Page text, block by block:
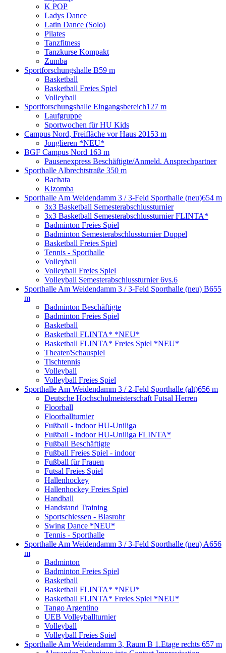
K POP
Ladys Dance
Latin Dance (Solo)
Pilates
Tanzfitness
Tanzkurse Kompakt
Zumba
Sportforschungshalle B59 m
Basketball
Basketball Freies Spiel
Volleyball
Sportforschungshalle Eingangsbereich127 m
Laufgruppe
Sportwochen für HU Kids
Campus Nord, Freifläche vor Haus 20153 m
Jonglieren *NEU*
BGF Campus Nord 163 m
Pausenexpress Beschäftigte/Anmeld. Ansprechpartner
Sporthalle Albrechtstraße 350 m
Bachata
Kizomba
Sporthalle Am Weidendamm 3 / 3-Feld Sporthalle (neu)654 m
3x3 Basketball Semesterabschlussturnier
3x3 Basketball Semesterabschlussturnier FLINTA*
Badminton Freies Spiel
Badminton Semesterabschlussturnier Doppel
Basketball Freies Spiel
Tennis - Sporthalle
Volleyball
Volleyball Freies Spiel
Volleyball Semesterabschlussturnier 6vs.6
Sporthalle Am Weidendamm 3 / 3-Feld Sporthalle (neu) B655
m
Badminton Beschäftigte
Badminton Freies Spiel
Basketball
Basketball FLINTA* *NEU*
Basketball FLINTA* Freies Spiel *NEU*
Theater/Schauspiel
Tischtennis
Volleyball
Volleyball Freies Spiel
Sporthalle Am Weidendamm 3 / 2-Feld Sporthalle (alt)656 m
Deutsche Hochschulmeisterschaft Futsal Herren
Floorball
Floorballturnier
Fußball - indoor HU-Uniliga
Fußball - indoor HU-Uniliga FLINTA*
Fußball Beschäftigte
Fußball Freies Spiel - indoor
Fußball für Frauen
Futsal Freies Spiel
Hallenhockey
Hallenhockey Freies Spiel
Handball
Handstand Training
Sportschiessen - Blasrohr
Swing Dance *NEU*
Tennis - Sporthalle
Sporthalle Am Weidendamm 3 / 3-Feld Sporthalle (neu) A656
m
Badminton
Badminton Freies Spiel
Basketball
Basketball FLINTA* *NEU*
Basketball FLINTA* Freies Spiel *NEU*
Tango Argentino
UEB Volleyballturnier
Volleyball
Volleyball Freies Spiel
Sporthalle Am Weidendamm 3, Raum B 1.Etage rechts 657 m